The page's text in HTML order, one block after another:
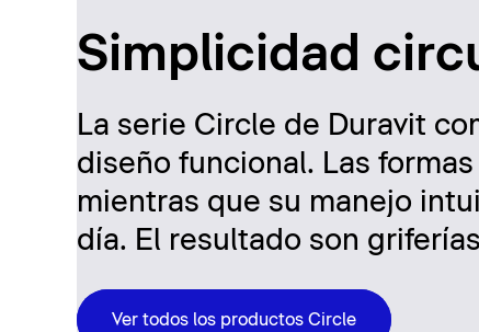
Simplicidad
La serie Circle de Duravit
diseño funcional. Las
mientras que su manejo
día. El resultado son
Ver todos los productos Circle